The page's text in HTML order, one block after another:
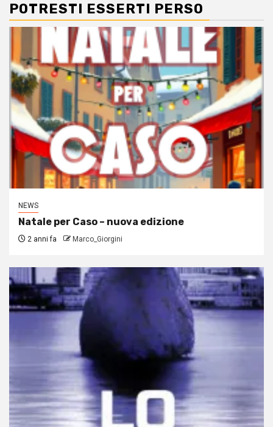
POTRESTI ESSERTI PERSO
NEWS
Natale per Caso – nuova edizione
2 anni fa Marco_Giorgini